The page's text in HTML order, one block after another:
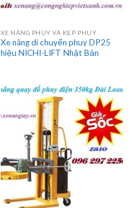
XE NÂNG PHUY VÀ KẸP PHUY
Xe nâng di chuyển phuy DP25
hiệu NICHI-LIFT Nhật Bản